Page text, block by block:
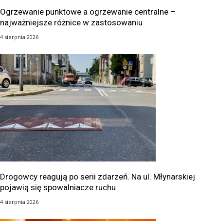
Ogrzewanie punktowe a ogrzewanie centralne –
najważniejsze różnice w zastosowaniu
4 sierpnia 2026
Drogowcy reagują po serii zdarzeń. Na ul. Młynarskiej
pojawią się spowalniacze ruchu
4 sierpnia 2026